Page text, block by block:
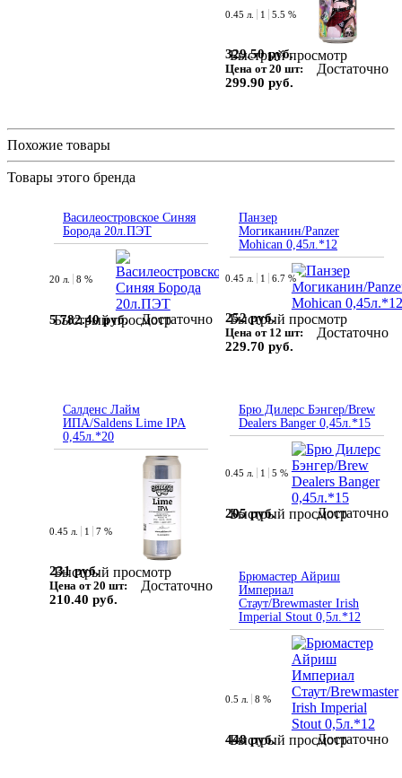
Быстрый просмотр
0.45 л. 1 5.5 %
329.50 руб.
Цена от 20 шт:
299.90 руб.
Достаточно
Похожие товары
Товары этого бренда
Василеостровское Синяя
Борода 20л.ПЭТ
Быстрый просмотр
20 л. 8 %
5 782.40 руб. Достаточно
Панзер
Могиканин/Panzer
Mohican 0,45л.*12
Быстрый просмотр
0.45 л. 1 6.7 %
252 руб.
Цена от 12 шт:
229.70 руб.
Достаточно
Салденс Лайм
ИПА/Saldens Lime IPA
0,45л.*20
Быстрый просмотр
0.45 л. 1 7 %
231 руб.
Цена от 20 шт:
210.40 руб.
Достаточно
Брю Дилерс Бэнгер/Brew
Dealers Banger 0,45л.*15
Быстрый просмотр
0.45 л. 1 5 %
205 руб. Достаточно
Брюмастер Айриш
Империал
Стаут/Brewmaster Irish
Imperial Stout 0,5л.*12
Быстрый просмотр
0.5 л. 8 %
448 руб. Достаточно